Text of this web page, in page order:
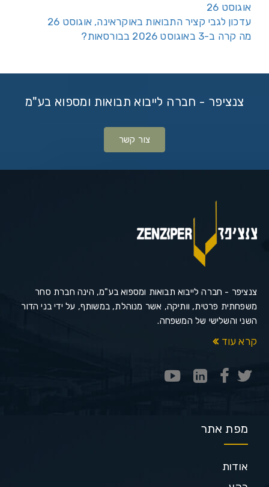
אוגוסט 26
עדכון לגבי קציר התבואות באוקראינה, אוגוסט 26
מה קרה ב-3 באוגוסט 2026 בבורסאות?
צנציפר - חברה לייבוא תבואות ומספוא בע"מ
צור קשר
צנציפר - חברה לייבוא תבואות ומספוא בע"מ, הינה חברת סחר
משפחתית פרטית, וותיקה, אשר מנוהלת, במשותף, על ידי בני הדור
השני והשלישי של המשפחה.
קרא עוד
מפת אתר
אודות